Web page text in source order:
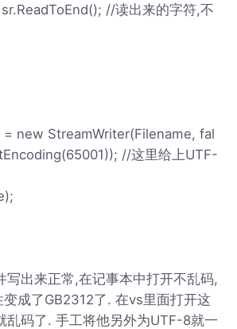
//读出来的字符,不
new StreamWriter(Filename, fal
//这里给上UTF-
写出来正常,在记事本中打开不乱码,
成了GB2312了. 在vs里面打开这
乱码了. 手工将他另外为UTF-8就一